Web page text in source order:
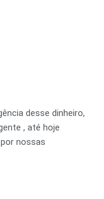
desse dinheiro,
, até hoje
nossas